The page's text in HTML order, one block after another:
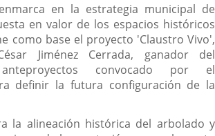
en la estrategia municipal de
en valor de los espacios históricos
como base el proyecto 'Claustro Vivo',
Jiménez Cerrada, ganador del
convocado por el
definir la futura configuración de la
la alineación histórica del arbolado y